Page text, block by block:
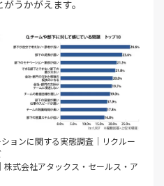
がうかがえます。
ョンに関する実態調査｜リクルー
式会社アタックス・セールス・ア